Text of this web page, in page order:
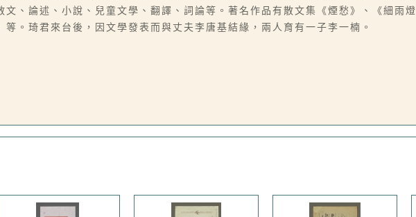
文、論述、小說、兒童文學、翻譯、詞論等。著名作品有散文集《煙愁》、《細雨
等。琦君來台後，因文學發表而與丈夫李唐基結緣，兩人育有一子李一楠。